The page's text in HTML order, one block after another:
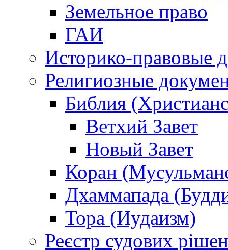
Земельное право
ГАИ
Историко-правовые
Религиозные
Библия
Ветхий Завет
Новый Завет
Коран
Дхаммапада
Тора (Иудаизм)
Реєстр судових